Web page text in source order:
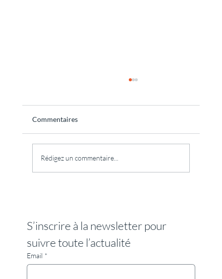
Commentaires
Rédigez un commentaire...
S’inscrire à la newsletter pour
suivre toute l’actualité
Email *